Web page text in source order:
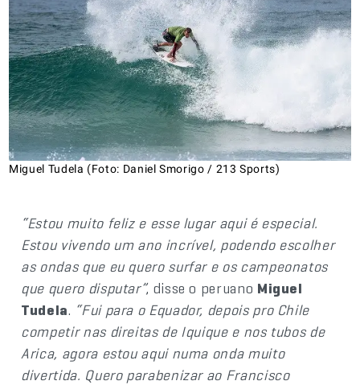
Miguel Tudela (Foto: Daniel Smorigo / 213 Sports)
“Estou muito feliz e esse lugar aqui é especial.
Estou vivendo um ano incrível, podendo escolher
as ondas que eu quero surfar e os campeonatos
que quero disputar”, disse o peruano Miguel
Tudela. “Fui para o Equador, depois pro Chile
competir nas direitas de Iquique e nos tubos de
Arica, agora estou aqui numa onda muito
divertida. Quero parabenizar ao Francisco